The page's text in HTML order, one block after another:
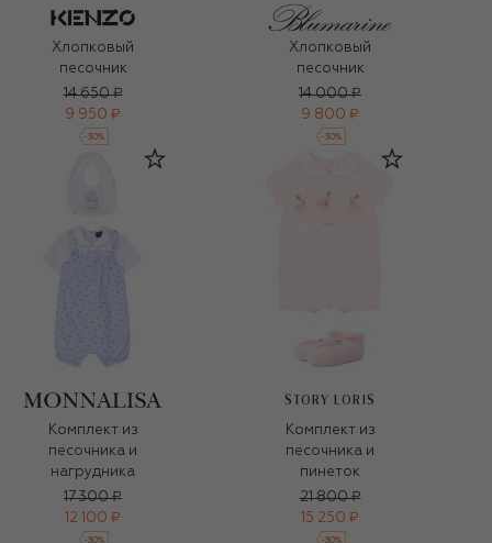
Хлопковый
песочник
14 650 ₽
9 950 ₽
-30%
Хлопковый
песочник
14 000 ₽
9 800 ₽
-30%
Комплект из
песочника и
нагрудника
17 300 ₽
12 100 ₽
-30%
STORY LORIS
Комплект из
песочника и
пинеток
21 800 ₽
15 250 ₽
-30%